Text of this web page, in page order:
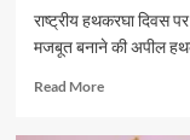
राष्ट्रीय हथकरघा दिवस
मजबूत बनाने की अपील
Read MoreRead